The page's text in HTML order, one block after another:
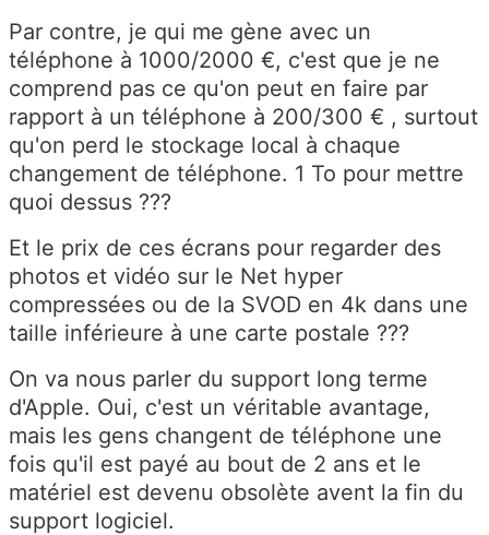
Par contre, je qui me gène avec un
téléphone à 1000/2000 €, c'est que je ne
comprend pas ce qu'on peut en faire par
rapport à un téléphone à 200/300 € , surtout
qu'on perd le stockage local à chaque
changement de téléphone. 1 To pour mettre
quoi dessus ???
Et le prix de ces écrans pour regarder des
photos et vidéo sur le Net hyper
compressées ou de la SVOD en 4k dans une
taille inférieure à une carte postale ???
On va nous parler du support long terme
d'Apple. Oui, c'est un véritable avantage,
mais les gens changent de téléphone une
fois qu'il est payé au bout de 2 ans et le
matériel est devenu obsolète avent la fin du
support logiciel.